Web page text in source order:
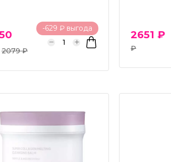
-629 ₽ выгода
2079 ₽
2651 ₽
₽